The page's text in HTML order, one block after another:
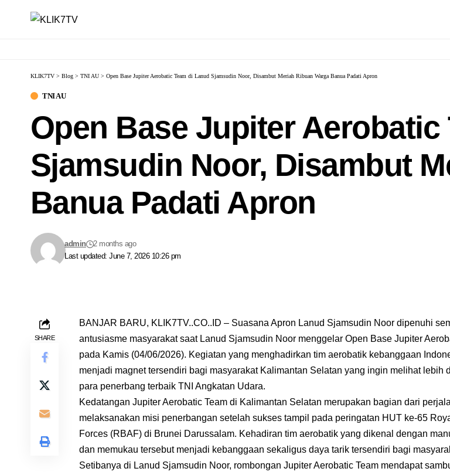
KLIK7TV > Blog > TNI AU > Open Base Jupiter Aerobatic Team di Lanud Sjamsudin Noor, Disambut Meriah Ribuan Warga Banua Padati Apron
TNI AU
Open Base Jupiter Aerobatic
Sjamsudin Noor, Disambut
Banua Padati Apron
Last updated: June 7, 2026 10:26 pm
admin 2 months ago
SHARE
BANJAR BARU, KLIK7TV..CO..ID – Suasana Apron Lanud Sjamsudin Noor dipenuhi
antusiasme masyarakat saat Lanud Sjamsudin Noor menggelar Open Base Jupiter
pada Kamis (04/06/2026). Kegiatan yang menghadirkan tim aerobatik kebanggaan
menjadi magnet tersendiri bagi masyarakat Kalimantan Selatan yang ingin melihat lebih
para penerbang terbaik TNI Angkatan Udara.
Kedatangan Jupiter Aerobatic Team di Kalimantan Selatan merupakan bagian dari
melaksanakan misi penerbangan setelah sukses tampil pada peringatan HUT ke-65
Forces (RBAF) di Brunei Darussalam. Kehadiran tim aerobatik yang dikenal dengan
dan memukau tersebut menjadi kebanggaan sekaligus daya tarik tersendiri bagi
Setibanya di Lanud Sjamsudin Noor, rombongan Jupiter Aerobatic Team mendapat